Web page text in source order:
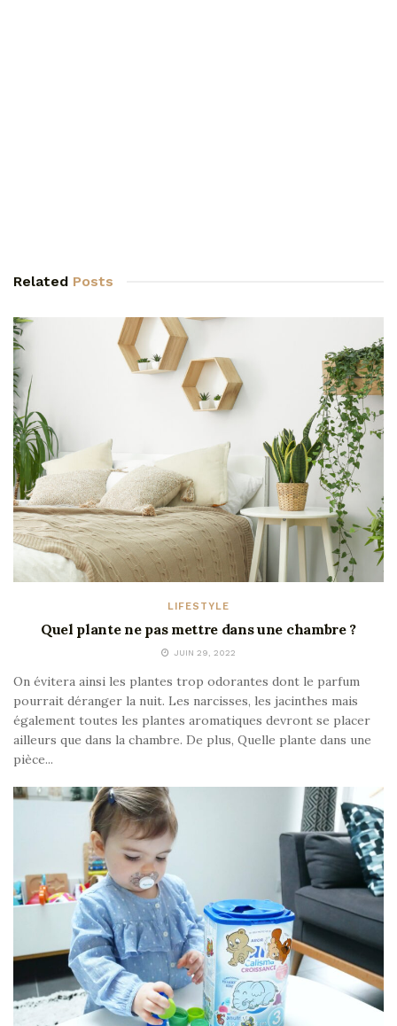
Related Posts
LIFESTYLE
Quel plante ne pas mettre dans une chambre ?
JUIN 29, 2022
On évitera ainsi les plantes trop odorantes dont le parfum
pourrait déranger la nuit. Les narcisses, les jacinthes mais
également toutes les plantes aromatiques devront se placer
ailleurs que dans la chambre. De plus, Quelle plante dans une
pièce...